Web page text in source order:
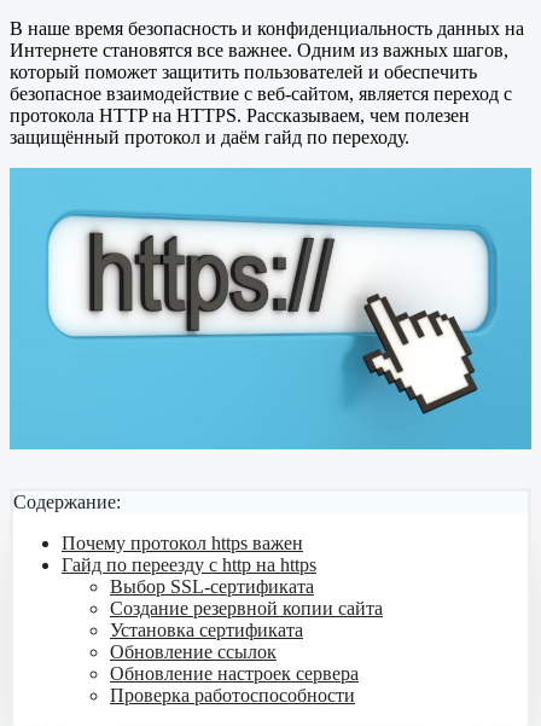
В наше время безопасность и конфиденциальность данных на
Интернете становятся все важнее. Одним из важных шагов,
который поможет защитить пользователей и обеспечить
безопасное взаимодействие с веб-сайтом, является переход с
протокола HTTP на HTTPS. Рассказываем, чем полезен
защищённый протокол и даём гайд по переходу.
Содержание:
Почему протокол https важен
Гайд по переезду с http на https
Выбор SSL-сертификата
Создание резервной копии сайта
Установка сертификата
Обновление ссылок
Обновление настроек сервера
Проверка работоспособности